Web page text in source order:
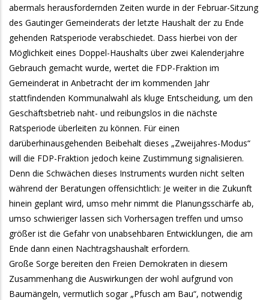
abermals herausfordernden Zeiten wurde in der Februar-Sitzung
des Gautinger Gemeinderats der letzte Haushalt der zu Ende
gehenden Ratsperiode verabschiedet. Dass hierbei von der
Möglichkeit eines Doppel-Haushalts über zwei Kalenderjahre
Gebrauch gemacht wurde, wertet die FDP-Fraktion im
Gemeinderat in Anbetracht der im kommenden Jahr
stattfindenden Kommunalwahl als kluge Entscheidung, um den
Geschäftsbetrieb naht- und reibungslos in die nächste
Ratsperiode überleiten zu können. Für einen
darüberhinausgehenden Beibehalt dieses „Zweijahres-Modus“
will die FDP-Fraktion jedoch keine Zustimmung signalisieren.
Denn die Schwächen dieses Instruments wurden nicht selten
während der Beratungen offensichtlich: Je weiter in die Zukunft
hinein geplant wird, umso mehr nimmt die Planungsschärfe ab,
umso schwieriger lassen sich Vorhersagen treffen und umso
größer ist die Gefahr von unabsehbaren Entwicklungen, die am
Ende dann einen Nachtragshaushalt erfordern.
Große Sorge bereiten den Freien Demokraten in diesem
Zusammenhang die Auswirkungen der wohl aufgrund von
Baumängeln, vermutlich sogar „Pfusch am Bau“, notwendig